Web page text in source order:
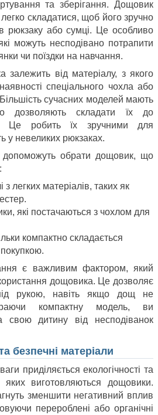
та зберігання. Дощовик
складатися, щоб його зручно
рюкзаку або сумці. Це особливо
можуть несподівано потрапити
чи поїздки на навчання.
залежить від матеріалу, з якого
спеціального чохла або
сучасних моделей мають
дозволяють складати їх до
Це робить їх зручними для
у невеликих рюкзаках.
допоможуть обрати дощовик, що
легких матеріалів, таких як
які постачаються з чохлом для
компактно складається
є важливим фактором, який
дощовика. Це дозволяє
рукою, навіть якщо дощ не
компактну модель, ви
свою дитину від несподіванок
безпечні матеріали
приділяється екологічності та
яких виготовляються дощовики.
зменшити негативний вплив
перероблені або органічні